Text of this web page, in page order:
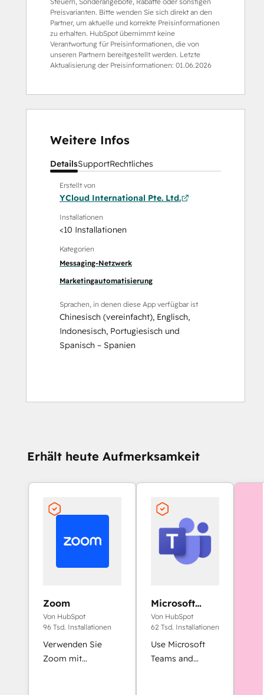
Preisvarianten. Bitte wenden Sie sich direkt an den
Partner, um aktuelle und korrekte Preisinformationen
zu erhalten. HubSpot übernimmt keine
Verantwortung für Preisinformationen, die von
unseren Partnern bereitgestellt werden. Letzte
Aktualisierung der Preisinformationen: 01.06.2026
Weitere Infos
DetailsSupportRechtliches
Erstellt von
YCloud International Pte. Ltd.
Installationen
<10 Installationen
Kategorien
Messaging-Netzwerk
Marketingautomatisierung
Sprachen, in denen diese App verfügbar ist
Chinesisch (vereinfacht), Englisch,
Indonesisch, Portugiesisch und
Spanisch – Spanien
Erhält heute Aufmerksamkeit
Zoom
Von HubSpot
96 Tsd. Installationen
Verwenden Sie
Zoom mit
Microsoft
Teams
Von HubSpot
62 Tsd. Installationen
Use Microsoft
Teams and